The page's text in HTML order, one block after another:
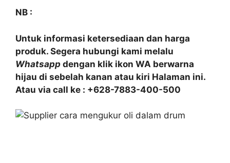
NB :
Untuk informasi ketersediaan dan harga
produk. Segera hubungi kami melalu
Whatsapp dengan klik ikon WA berwarna
hijau di sebelah kanan atau kiri Halaman ini.
Atau via call ke : +628-7883-400-500